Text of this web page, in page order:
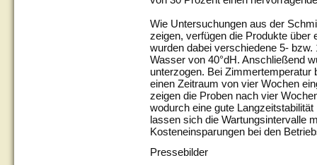
Wie Untersuchungen aus der
zeigen, verfügen die Produkte über
wurden dabei verschiedene 5-
Wasser von 40°dH. Anschließend
unterzogen. Bei Zimmertemperatur
einen Zeitraum von vier Wochen
zeigen die Proben nach vier
wodurch eine gute
lassen sich die Wartungsintervalle
Kosteneinsparungen bei den
Pressebilder